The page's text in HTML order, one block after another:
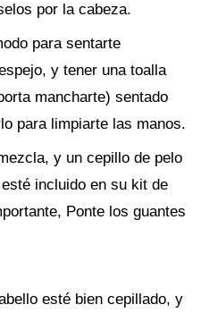
por la cabeza.
para sentarte
y tener una toalla
mancharte) sentado
para limpiarte las manos.
y un cepillo de pelo
incluido en su kit de
Ponte los guantes
esté bien cepillado, y